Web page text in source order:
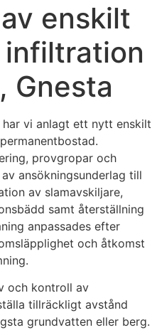
enskilt
Gnesta
har vi anlagt ett nytt enskilt
provgropar och
ansökningsunderlag till
av slamavskiljare,
samt återställning
anpassades efter
och åtkomst
och kontroll av
tillräckligt avstånd
grundvatten eller berg.